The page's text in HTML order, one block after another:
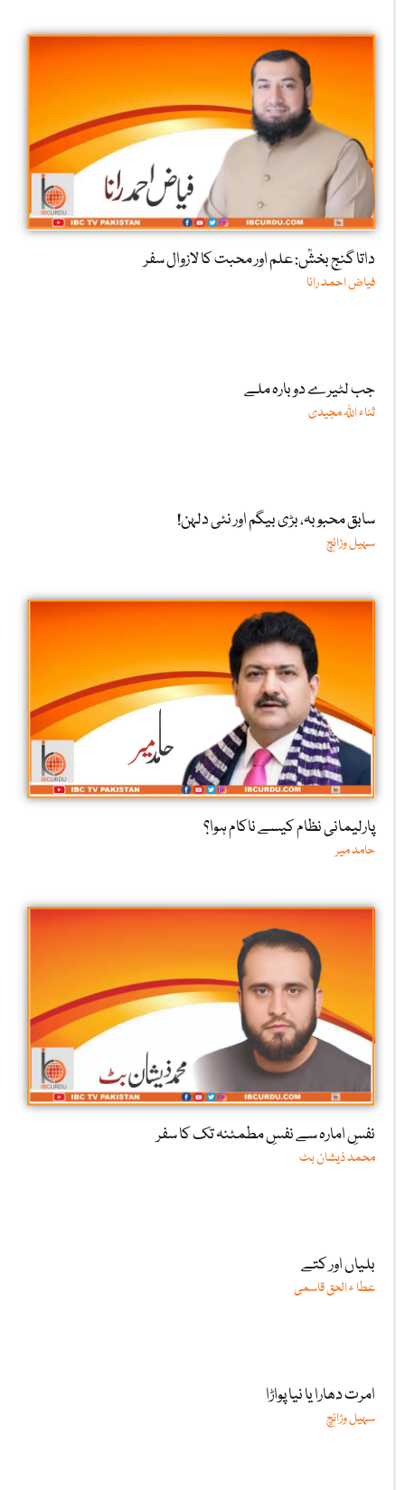
داتا گنج بخشؒ: علم اور محبت کا لازوال سفر
فیاض احمد رانا
جب لٹیرے دوبارہ ملے
ثناء اللّٰہ مجیدی
سابق محبوبہ، بڑی بیگم اور نئی دلہن!
سہیل وڑائچ
پارلیمانی نظام کیسے ناکام ہوا؟
حامد میر
نفسِ امارہ سے نفسِ مطمئنہ تک کا سفر
محمد ذیشان بٹ
بلیاں اور کتے
عطا ء الحق قاسمی
امرت دھارا یا نیا پواڑا
سہیل وڑائچ